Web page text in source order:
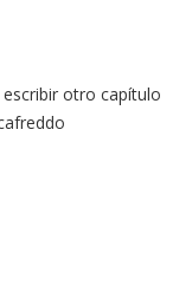
otro capítulo